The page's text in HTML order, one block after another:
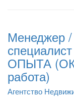
Менеджер
ОПЫТА
работа)
Агентство